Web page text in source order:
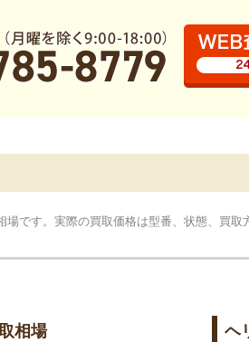
です。実際の買取価格は型番、状態、買取
相場 ヘ